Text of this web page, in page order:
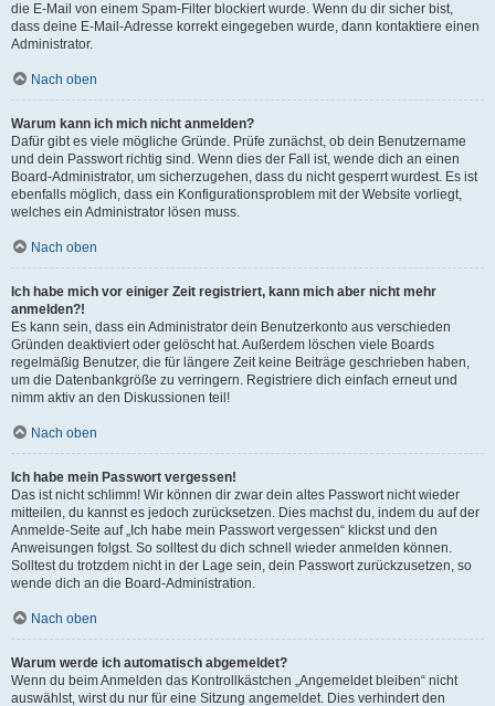
die E-Mail von einem Spam-Filter blockiert wurde. Wenn du dir sicher bist,
dass deine E-Mail-Adresse korrekt eingegeben wurde, dann kontaktiere einen
Administrator.
Nach oben
Warum kann ich mich nicht anmelden?
Dafür gibt es viele mögliche Gründe. Prüfe zunächst, ob dein Benutzername
und dein Passwort richtig sind. Wenn dies der Fall ist, wende dich an einen
Board-Administrator, um sicherzugehen, dass du nicht gesperrt wurdest. Es ist
ebenfalls möglich, dass ein Konfigurationsproblem mit der Website vorliegt,
welches ein Administrator lösen muss.
Nach oben
Ich habe mich vor einiger Zeit registriert, kann mich aber nicht mehr
anmelden?!
Es kann sein, dass ein Administrator dein Benutzerkonto aus verschieden
Gründen deaktiviert oder gelöscht hat. Außerdem löschen viele Boards
regelmäßig Benutzer, die für längere Zeit keine Beiträge geschrieben haben,
um die Datenbankgröße zu verringern. Registriere dich einfach erneut und
nimm aktiv an den Diskussionen teil!
Nach oben
Ich habe mein Passwort vergessen!
Das ist nicht schlimm! Wir können dir zwar dein altes Passwort nicht wieder
mitteilen, du kannst es jedoch zurücksetzen. Dies machst du, indem du auf der
Anmelde-Seite auf „Ich habe mein Passwort vergessen“ klickst und den
Anweisungen folgst. So solltest du dich schnell wieder anmelden können.
Solltest du trotzdem nicht in der Lage sein, dein Passwort zurückzusetzen, so
wende dich an die Board-Administration.
Nach oben
Warum werde ich automatisch abgemeldet?
Wenn du beim Anmelden das Kontrollkästchen „Angemeldet bleiben“ nicht
auswählst, wirst du nur für eine Sitzung angemeldet. Dies verhindert den